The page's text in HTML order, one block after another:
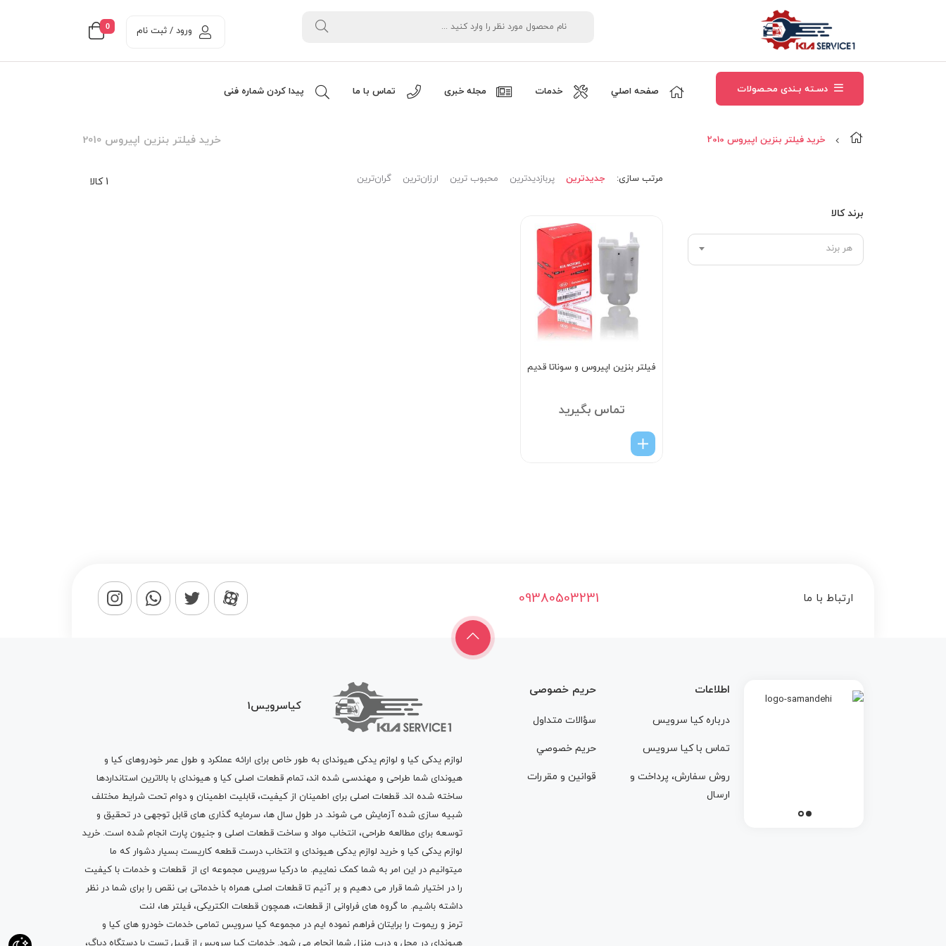
0 ورود / ثبت نام
دسـته بـندی محـصولات صفحه اصلي خدمات مجله خبری تماس با ما پیدا کردن شماره فنی
خرید فیلتر بنزین اپیروس 2010 خرید فیلتر بنزین اپیروس 2010
برند کالا
هر برند
1 کالا مرتب‌ سازی: جدیدترین پربازدیدترین محبوب ترین ارزان‌ترین گران‌ترین
فیلتر بنزین اپیروس و سوناتا قدیم
تماس بگیرید
ارتباط با ما 09380503231
اطلاعات
درباره کيا سرويس
تماس با کيا سرويس
روش سفارش، پرداخت و
ارسال
حریم خصوصی
سؤالات متداول
حريم خصوصي
قوانين و مقررات
کیاسرویس1
لوازم یدکی کیا و لوازم یدکی هیوندای به طور خاص برای ارائه عملکرد و طول عمر خودروهای کیا و
هیوندای شما طراحی و مهندسی شده اند، تمام قطعات اصلی کیا و هیوندای با بالاترین استانداردها
ساخته شده اند. قطعات اصلی برای اطمینان از کیفیت، قابلیت اطمینان و دوام تحت شرایط مختلف
شبیه سازی شده آزمایش می شوند. در طول سال ها، سرمایه گذاری های قابل توجهی در تحقیق و
توسعه برای مطالعه طراحی، انتخاب مواد و ساخت قطعات اصلی و جنیون پارت انجام شده است. خرید
لوازم یدکی کیا و خرید لوازم یدکی هیوندای و انتخاب درست قطعه کاریست بسیار دشوار که ما
میتوانیم در این امر به شما کمک نماییم. ما درکیا سرویس مجموعه ای از قطعات و خدمات با کیفیت
را در اختیار شما قرار می دهیم و بر آنیم تا قطعات اصلی همراه با خدماتی بی نقص را برای شما در نظر
داشته باشیم. ما گروه های فراوانی از قطعات، همچون قطعات الکتریکی، فیلتر ها، لنت
ترمز و ریموت را برایتان فراهم نموده ایم در مجموعه کیا سرویس تمامی خدمات خودرو های کیا و
هیوندای در محل و درب منزل شما انجام می شود. خدمات کیا سرویس از قبیل تست با دستگاه دیاگ،